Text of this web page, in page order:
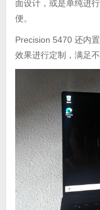
面设计，或是单纯进
便。
Precision 5470 还内
效果进行定制，满足